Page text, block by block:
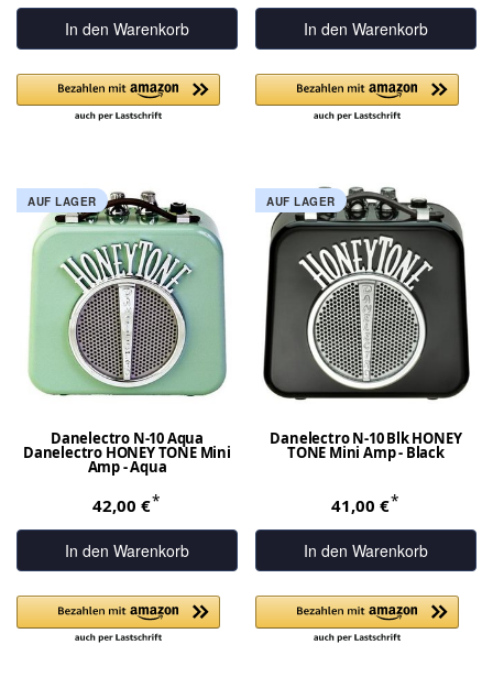
In den Warenkorb In den Warenkorb
AUF LAGER
Danelectro N-10 Aqua
Danelectro HONEY TONE Mini
Amp - Aqua
42,00 €*
In den Warenkorb
AUF LAGER
Danelectro N-10 Blk HONEY
TONE Mini Amp - Black
41,00 €*
In den Warenkorb